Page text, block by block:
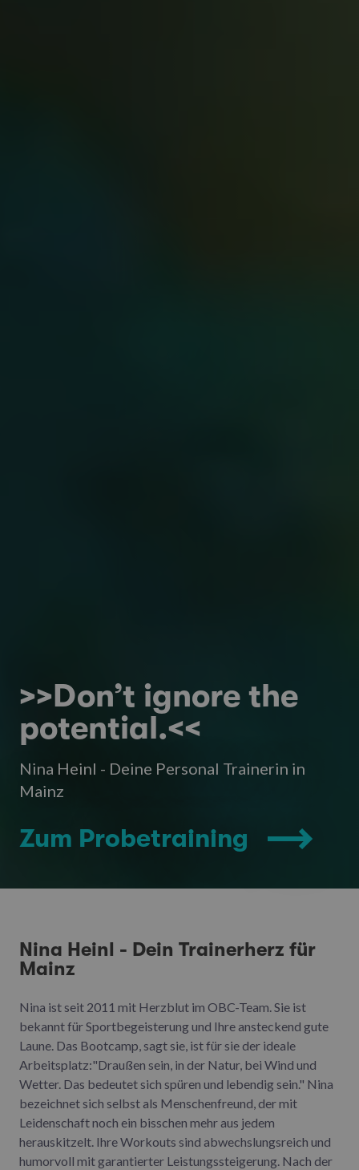
>>Don’t ignore the
potential.<<
Nina Heinl - Deine Personal Trainerin in
Mainz
Zum Probetraining
Nina Heinl - Dein Trainerherz für
Mainz
Nina ist seit 2011 mit Herzblut im OBC-Team. Sie ist
bekannt für Sportbegeisterung und Ihre ansteckend gute
Laune. Das Bootcamp, sagt sie, ist für sie der ideale
Arbeitsplatz:"Draußen sein, in der Natur, bei Wind und
Wetter. Das bedeutet sich spüren und lebendig sein." Nina
bezeichnet sich selbst als Menschenfreund, der mit
Leidenschaft noch ein bisschen mehr aus jedem
herauskitzelt. Ihre Workouts sind abwechslungsreich und
humorvoll mit garantierter Leistungssteigerung. Nach der